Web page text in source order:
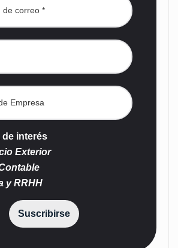
de interés
Exterior
y RRHH
Suscribirse